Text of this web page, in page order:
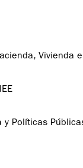
Vivienda
Políticas